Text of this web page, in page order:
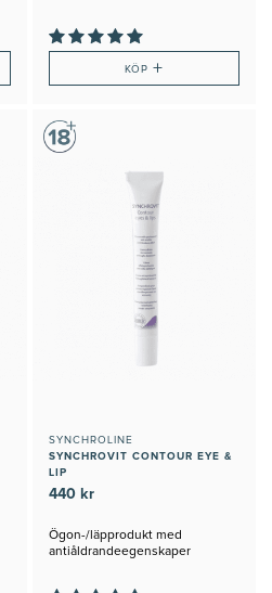
KÖP +
SYNCHROLINE
SYNCHROVIT CONTOUR EYE &
LIP
440 kr
Ögon-/läpprodukt med
antiåldrandeegenskaper